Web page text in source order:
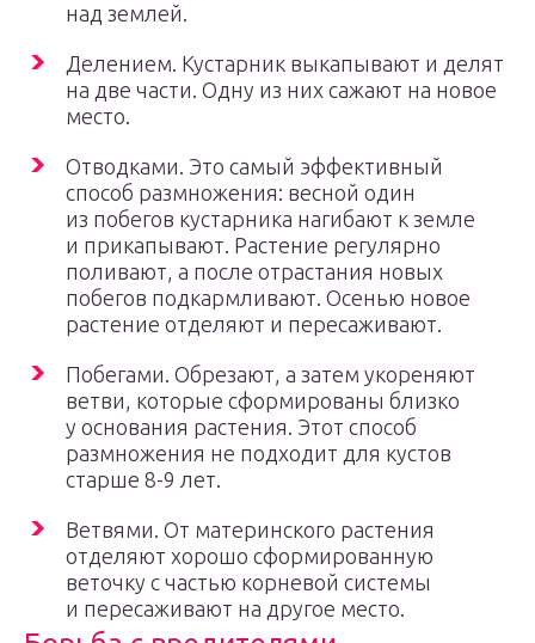
над землей.
Делением. Кустарник выкапывают и делят
на две части. Одну из них сажают на новое
место.
Отводками. Это самый эффективный
способ размножения: весной один
из побегов кустарника нагибают к земле
и прикапывают. Растение регулярно
поливают, а после отрастания новых
побегов подкармливают. Осенью новое
растение отделяют и пересаживают.
Побегами. Обрезают, а затем укореняют
ветви, которые сформированы близко
у основания растения. Этот способ
размножения не подходит для кустов
старше 8-9 лет.
Ветвями. От материнского растения
отделяют хорошо сформированную
веточку с частью корневой системы
и пересаживают на другое место.